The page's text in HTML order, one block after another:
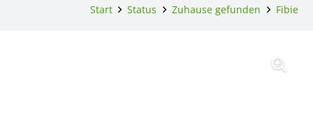
Start Status Zuhause gefunden Fibie